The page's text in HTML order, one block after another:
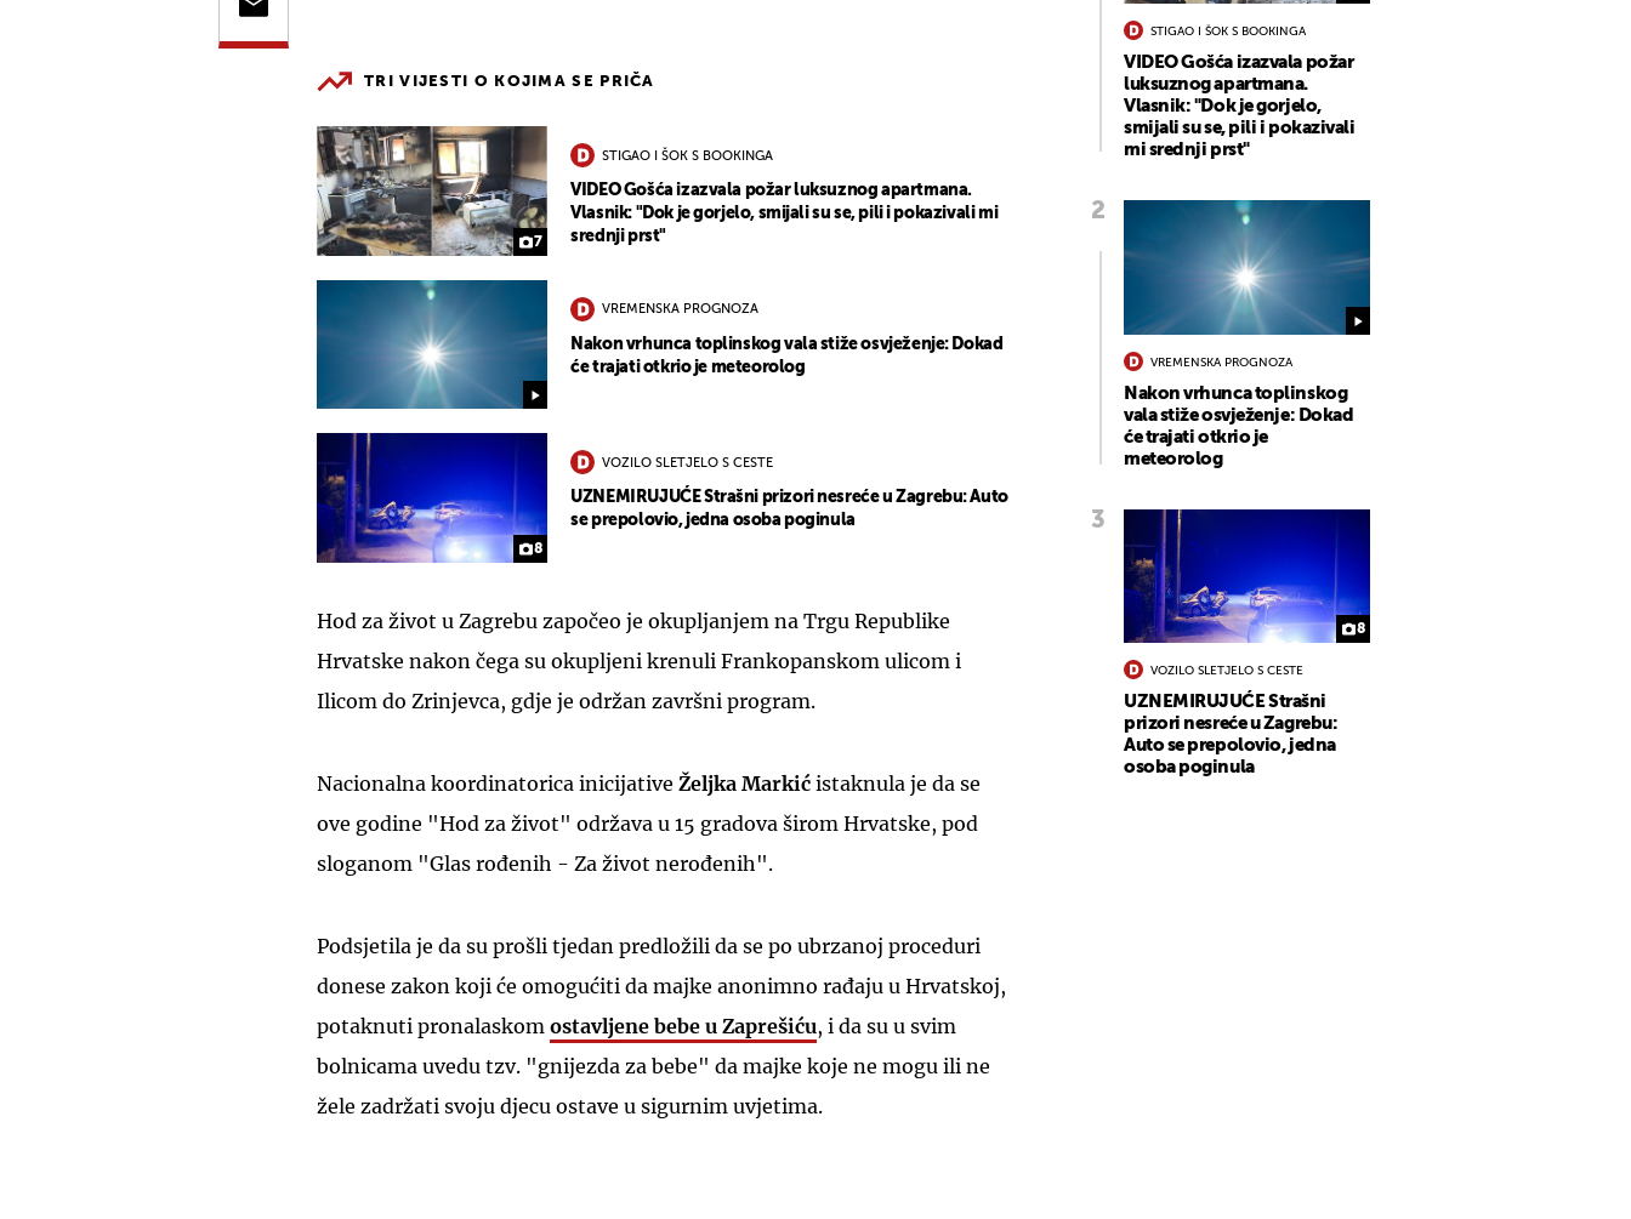
TRI VIJESTI O KOJIMA SE PRIČA
7
STIGAO I ŠOK S BOOKINGA
VIDEO Gošća izazvala požar luksuznog apartmana.
Vlasnik: "Dok je gorjelo, smijali su se, pili i pokazivali mi
srednji prst"
VREMENSKA PROGNOZA
Nakon vrhunca toplinskog vala stiže osvježenje: Dokad
će trajati otkrio je meteorolog
8
VOZILO SLETJELO S CESTE
UZNEMIRUJUĆE Strašni prizori nesreće u Zagrebu: Auto
se prepolovio, jedna osoba poginula
Hod za život u Zagrebu započeo je okupljanjem na Trgu Republike
Hrvatske nakon čega su okupljeni krenuli Frankopanskom ulicom i
Ilicom do Zrinjevca, gdje je održan završni program.
Nacionalna koordinatorica inicijative Željka Markić istaknula je da se
ove godine "Hod za život" održava u 15 gradova širom Hrvatske, pod
sloganom "Glas rođenih - Za život nerođenih".
Podsjetila je da su prošli tjedan predložili da se po ubrzanoj proceduri
donese zakon koji će omogućiti da majke anonimno rađaju u Hrvatskoj,
potaknuti pronalaskom ostavljene bebe u Zaprešiću, i da su u svim
bolnicama uvedu tzv. "gnijezda za bebe" da majke koje ne mogu ili ne
žele zadržati svoju djecu ostave u sigurnim uvjetima.
STIGAO I ŠOK S BOOKINGA
VIDEO Gošća izazvala požar
luksuznog apartmana.
Vlasnik: "Dok je gorjelo,
smijali su se, pili i pokazivali
mi srednji prst"
VREMENSKA PROGNOZA
Nakon vrhunca toplinskog
vala stiže osvježenje: Dokad
će trajati otkrio je
meteorolog
8
VOZILO SLETJELO S CESTE
UZNEMIRUJUĆE Strašni
prizori nesreće u Zagrebu:
Auto se prepolovio, jedna
osoba poginula